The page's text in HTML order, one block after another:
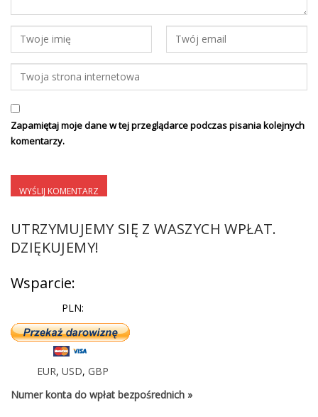
Zapamiętaj moje dane w tej przeglądarce podczas pisania kolejnych
komentarzy.
UTRZYMUJEMY SIĘ Z WASZYCH WPŁAT.
DZIĘKUJEMY!
Wsparcie:
PLN:
EUR, USD, GBP
Numer konta do wpłat bezpośrednich »